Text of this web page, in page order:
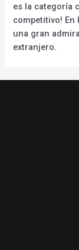
es la categoría
competitivo! En
una gran
extranjero.